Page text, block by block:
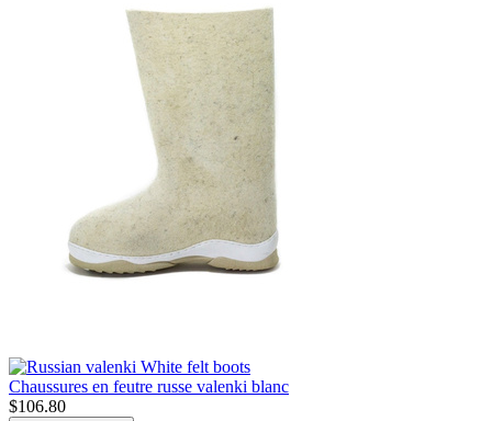
Chaussures en feutre russe valenki blanc
$106.80